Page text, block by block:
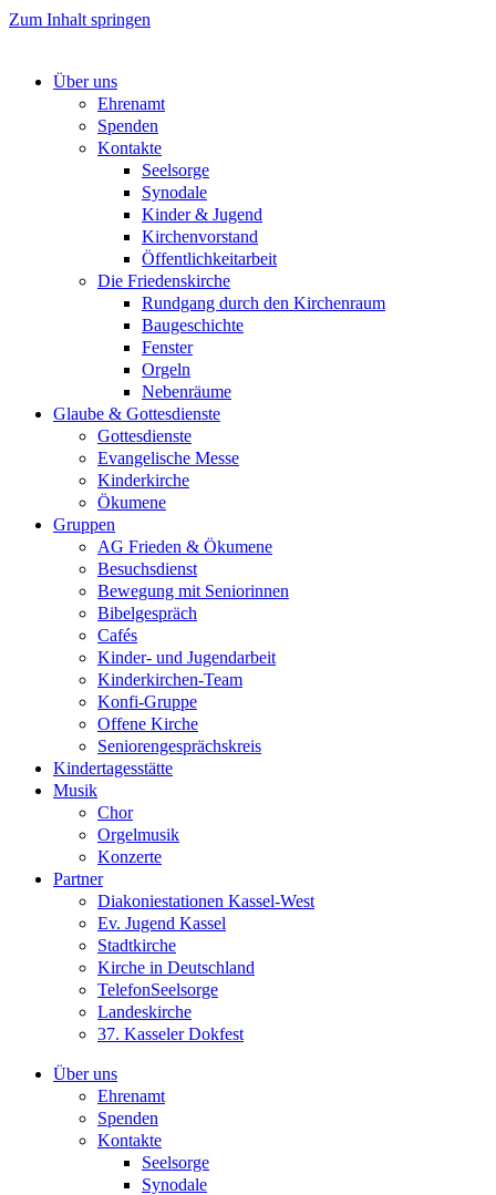
Zum Inhalt springen
Über uns
Ehrenamt
Spenden
Kontakte
Seelsorge
Synodale
Kinder & Jugend
Kirchenvorstand
Öffentlichkeitarbeit
Die Friedenskirche
Rundgang durch den Kirchenraum
Baugeschichte
Fenster
Orgeln
Nebenräume
Glaube & Gottesdienste
Gottesdienste
Evangelische Messe
Kinderkirche
Ökumene
Gruppen
AG Frieden & Ökumene
Besuchsdienst
Bewegung mit Seniorinnen
Bibelgespräch
Cafés
Kinder- und Jugendarbeit
Kinderkirchen-Team
Konfi-Gruppe
Offene Kirche
Seniorengesprächskreis
Kindertagesstätte
Musik
Chor
Orgelmusik
Konzerte
Partner
Diakoniestationen Kassel-West
Ev. Jugend Kassel
Stadtkirche
Kirche in Deutschland
TelefonSeelsorge
Landeskirche
37. Kasseler Dokfest
Über uns
Ehrenamt
Spenden
Kontakte
Seelsorge
Synodale